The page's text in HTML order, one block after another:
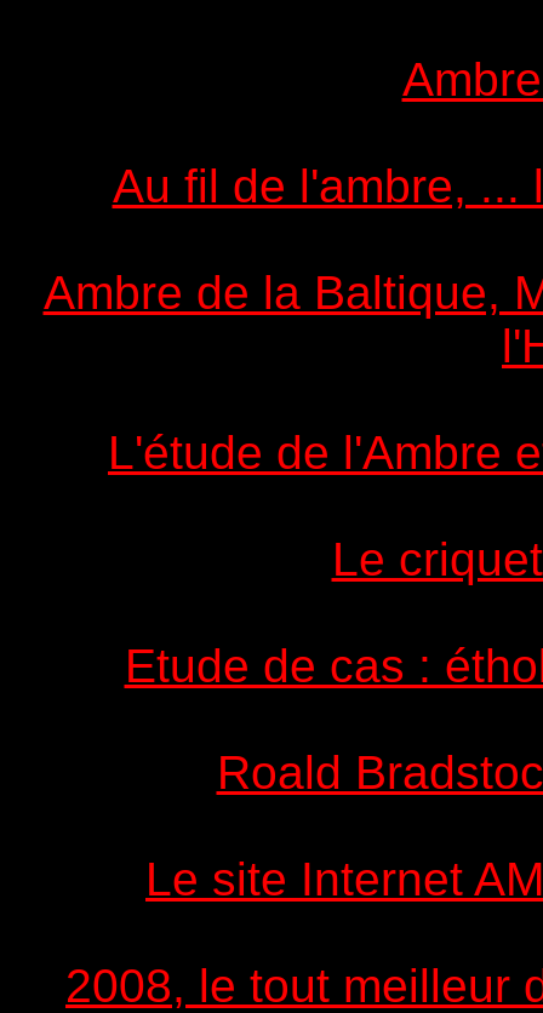
Au fil de l'ambre, ...
Ambre de la Baltique,
L'étude de l'Ambre
Le
Etude de cas :
Roald
Le site Internet
2008, le tout meilleur